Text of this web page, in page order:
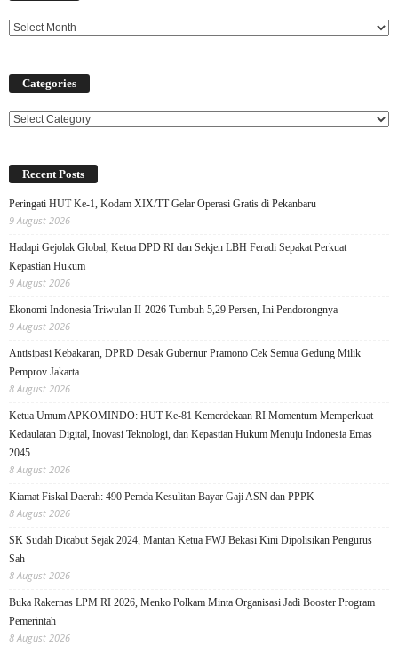
Categories
Categories
Recent Posts
Peringati HUT Ke-1, Kodam XIX/TT Gelar Operasi Gratis di Pekanbaru
9 August 2026
Hadapi Gejolak Global, Ketua DPD RI dan Sekjen LBH Feradi Sepakat Perkuat
Kepastian Hukum
9 August 2026
Ekonomi Indonesia Triwulan II-2026 Tumbuh 5,29 Persen, Ini Pendorongnya
9 August 2026
Antisipasi Kebakaran, DPRD Desak Gubernur Pramono Cek Semua Gedung Milik
Pemprov Jakarta
8 August 2026
Ketua Umum APKOMINDO: HUT Ke-81 Kemerdekaan RI Momentum Memperkuat
Kedaulatan Digital, Inovasi Teknologi, dan Kepastian Hukum Menuju Indonesia Emas
2045
8 August 2026
Kiamat Fiskal Daerah: 490 Pemda Kesulitan Bayar Gaji ASN dan PPPK
8 August 2026
SK Sudah Dicabut Sejak 2024, Mantan Ketua FWJ Bekasi Kini Dipolisikan Pengurus
Sah
8 August 2026
Buka Rakernas LPM RI 2026, Menko Polkam Minta Organisasi Jadi Booster Program
Pemerintah
8 August 2026